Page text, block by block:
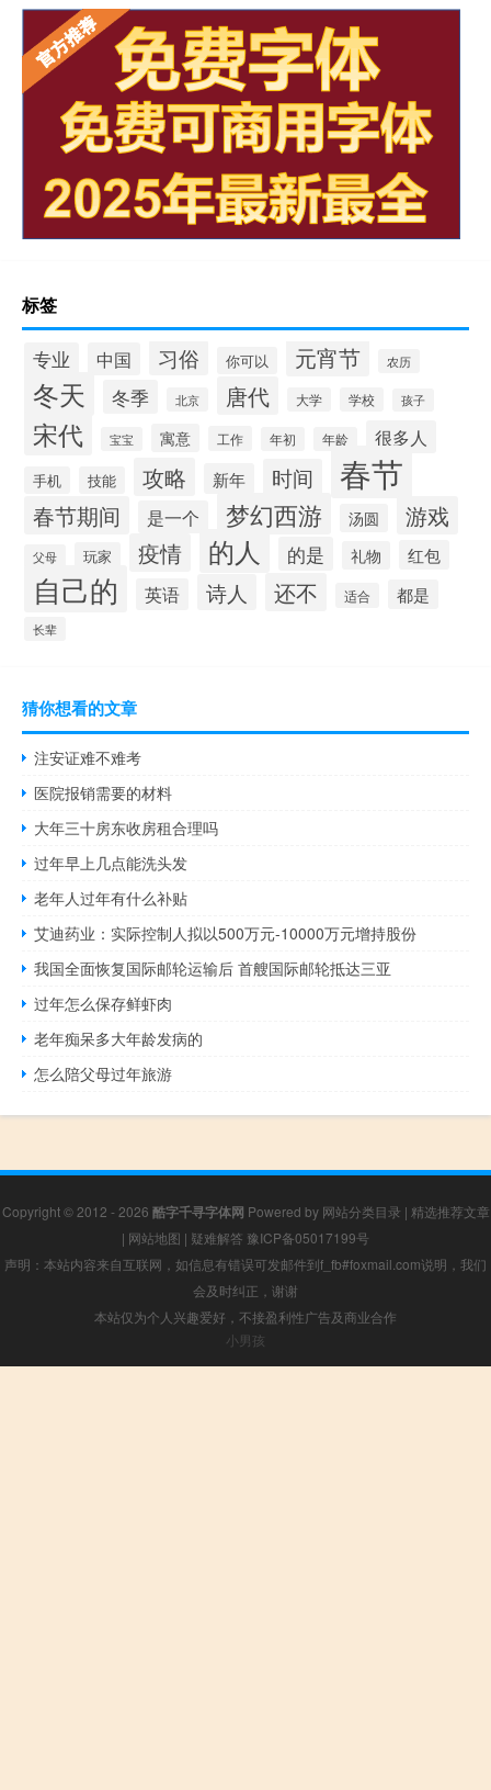
标签
专业 中国 习俗 你可以 元宵节 农历
冬天 冬季 北京 唐代 大学 学校 孩子
宋代 宝宝 寓意 工作 年初 年龄 很多人
手机 技能 攻略 新年 时间 春节
春节期间 是一个 梦幻西游 汤圆 游戏
父母 玩家 疫情 的人 的是 礼物 红包
自己的 英语 诗人 还不 适合 都是
长辈
猜你想看的文章
注安证难不难考
医院报销需要的材料
大年三十房东收房租合理吗
过年早上几点能洗头发
老年人过年有什么补贴
艾迪药业：实际控制人拟以500万元-10000万元增持股份
我国全面恢复国际邮轮运输后 首艘国际邮轮抵达三亚
过年怎么保存鲜虾肉
老年痴呆多大年龄发病的
怎么陪父母过年旅游
Copyright © 2012 - 2026 酷字千寻字体网 Powered by 网站分类目录 | 精选推荐文章
| 网站地图 | 疑难解答 豫ICP备05017199号
声明：本站内容来自互联网，如信息有错误可发邮件到f_fb#foxmail.com说明，我们
会及时纠正，谢谢
本站仅为个人兴趣爱好，不接盈利性广告及商业合作
小男孩